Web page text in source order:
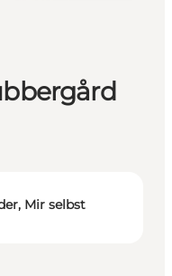
Mir selbst